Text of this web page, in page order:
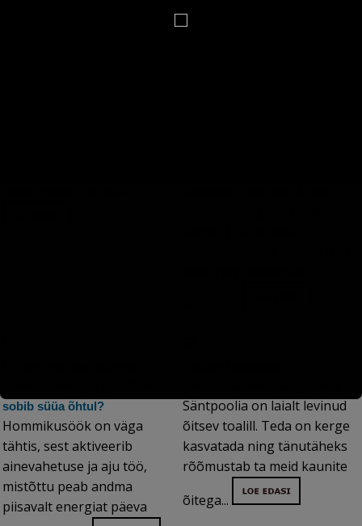
küsimustega....
sobib süüa õhtul?
Hommikusöök on väga
tähtis, sest aktiveerib
ainevahetuse ja aju töö,
mistõttu peab andma
piisavalt energiat päeva
Säntpoolia on laialt levinud
õitsev toalill. Teda on kerge
kasvatada ning tänutäheks
rõõmustab ta meid kaunite
õitega...